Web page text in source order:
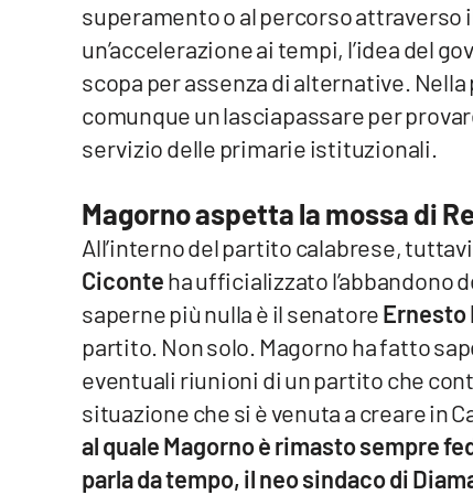
Lacitymag.it
Lacapitalenews.it
Cosenzachannel.it
Ilvibonese.it
superamento o al percorso attraverso
un’accelerazione ai tempi, l’idea del
scopa per assenza di alternative.
comunque un lasciapassare per
servizio delle primarie istituzionali.
Magorno aspetta la mossa di
All’interno del partito calabrese,
Ciconteha ufficializzato l’abbandono
saperne più nulla è il senatoreErnesto
partito. Non solo. Magorno ha fatto
eventuali riunioni di un partito che
situazione che si è venuta a creare in
al quale Magorno è rimasto sempre
parla da tempo, il neo sindaco di